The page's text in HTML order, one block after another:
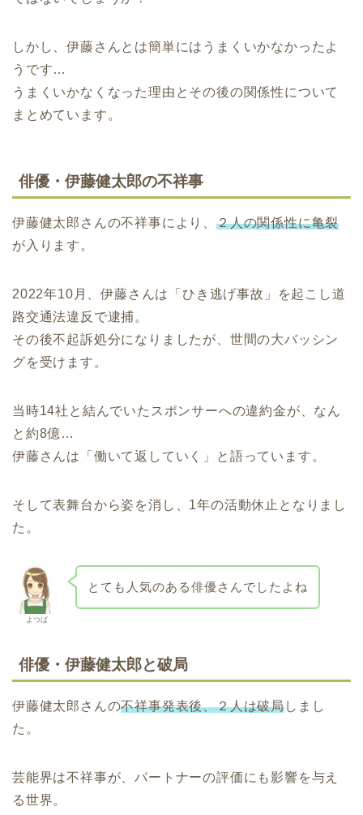
しかし、伊藤さんとは簡単にはうまくいかなかったよ
うです…
うまくいかなくなった理由とその後の関係性について
まとめています。
俳優・伊藤健太郎の不祥事
伊藤健太郎さんの不祥事により、 ２人の関係性に亀裂
が入ります。
2022年10月、伊藤さんは「ひき逃げ事故」を起こし道
路交通法違反で逮捕。
その後不起訴処分になりましたが、世間の大バッシン
グを受けます。
当時14社と結んでいたスポンサーへの違約金が、なん
と約8億…
伊藤さんは「働いて返していく」と語っています。
そして表舞台から姿を消し、1年の活動休止となりまし
た。
よつば
とても人気のある俳優さんでしたよね
俳優・伊藤健太郎と破局
伊藤健太郎さんの不祥事発表後、２人は破局しまし
た。
芸能界は不祥事が、パートナーの評価にも影響を与え
る世界。